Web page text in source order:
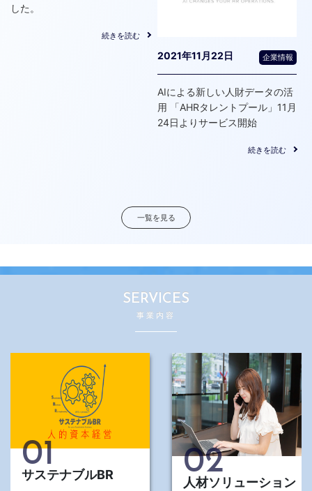
した。
続きを読む
2021年11月22日 企業情報
AIによる新しい人財データの活
用 「AHRタレントプール」11月
24日よりサービス開始
続きを読む
一覧を見る
SERVICES
事業内容
01
サステナブルBR 02
人材ソリューション